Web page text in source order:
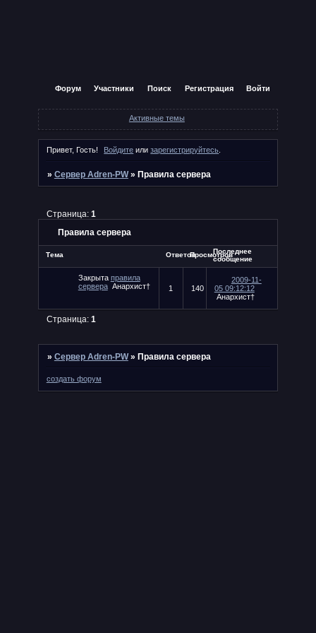
Форум Участники Поиск Регистрация Войти
Активные темы
Привет, Гость! Войдите илизарегистрируйтесь.
» Сервер Adren-PW » Правила сервера
Правила сервера
Страница: 1
Тема ОтветовПросмотровПоследнее
сообщение
Закрыта правила
сервера Анархист† 1 140
2009-11-
05 09:12:12
Анархист†
Страница: 1
» Сервер Adren-PW » Правила сервера
создать форум